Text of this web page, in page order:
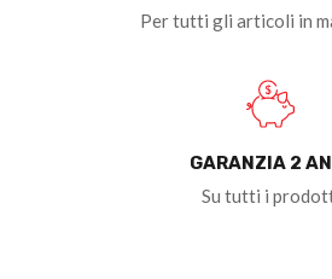
Per tutti gli articoli in
GARANZIA 2
Su tutti i